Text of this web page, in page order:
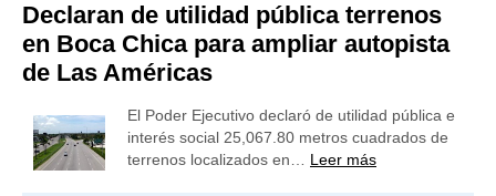
Declaran de utilidad pública terrenos
en Boca Chica para ampliar autopista
de Las Américas
El Poder Ejecutivo declaró de utilidad pública e
interés social 25,067.80 metros cuadrados de
terrenos localizados en… Leer más